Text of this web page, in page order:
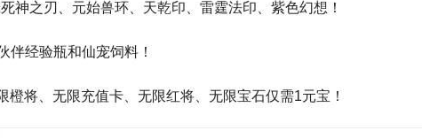
神之刃、元始兽环、天乾印、雷霆法印、紫色幻想！
经验瓶和仙宠饲料！
将、无限充值卡、无限红将、无限宝石仅需1元宝！